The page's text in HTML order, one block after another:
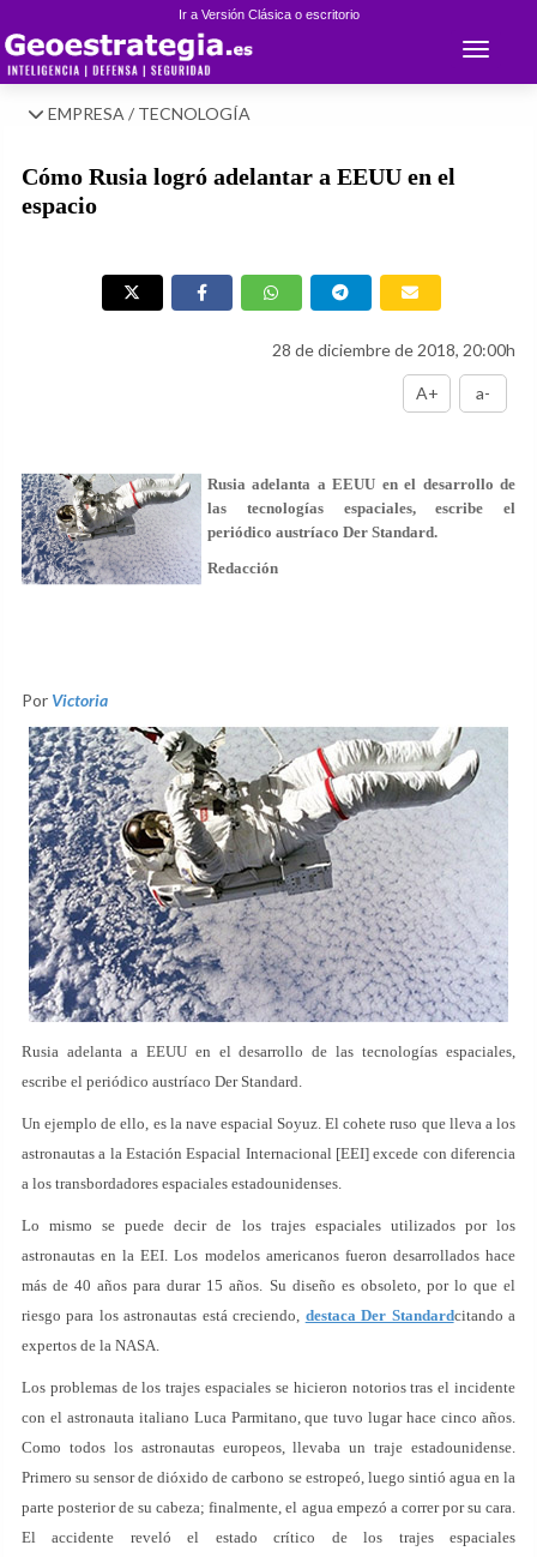
Ir a Versión Clásica o escritorio
Toggle
EMPRESA / TECNOLOGÍA
Cómo Rusia logró adelantar a EEUU en el
espacio
28 de diciembre de 2018, 20:00h
A+ a-
Rusia adelanta a EEUU en el desarrollo de
las tecnologías espaciales, escribe el
periódico austríaco Der Standard.
Redacción
Por Victoria
Rusia adelanta a EEUU en el desarrollo de las tecnologías espaciales,
escribe el periódico austríaco Der Standard.
Un ejemplo de ello, es la nave espacial Soyuz. El cohete ruso que lleva a los
astronautas a la Estación Espacial Internacional [EEI] excede con diferencia
a los transbordadores espaciales estadounidenses.
Lo mismo se puede decir de los trajes espaciales utilizados por los
astronautas en la EEI. Los modelos americanos fueron desarrollados hace
más de 40 años para durar 15 años. Su diseño es obsoleto, por lo que el
riesgo para los astronautas está creciendo, destaca Der Standardcitando a
expertos de la NASA.
Los problemas de los trajes espaciales se hicieron notorios tras el incidente
con el astronauta italiano Luca Parmitano, que tuvo lugar hace cinco años.
Como todos los astronautas europeos, llevaba un traje estadounidense.
Primero su sensor de dióxido de carbono se estropeó, luego sintió agua en la
parte posterior de su cabeza; finalmente, el agua empezó a correr por su cara.
El accidente reveló el estado crítico de los trajes espaciales